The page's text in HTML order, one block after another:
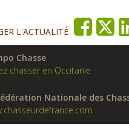
L'ACTUALITÉ
Chasse
chasser en Occitanie
Nationale des